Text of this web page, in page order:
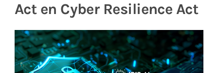
Act en Cyber Resilience Act